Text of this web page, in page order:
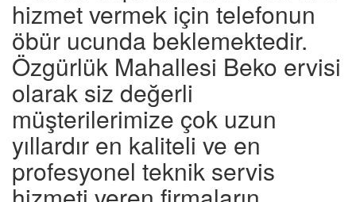
hizmet vermek için telefonun
öbür ucunda beklemektedir.
Özgürlük Mahallesi Beko ervisi
olarak siz değerli
müşterilerimize çok uzun
yıllardır en kaliteli ve en
profesyonel teknik servis